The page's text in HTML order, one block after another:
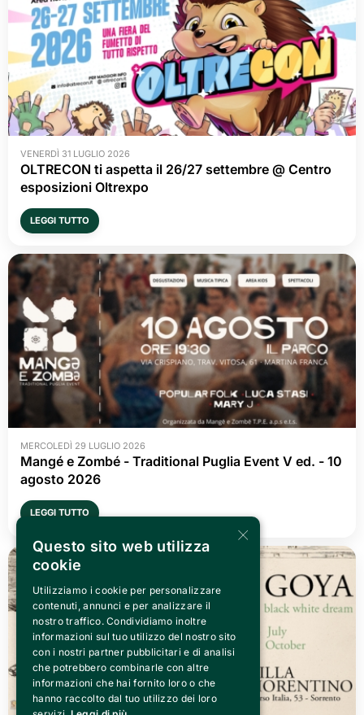
VENERDÌ 31 LUGLIO 2026
OLTRECON ti aspetta il 26/27 settembre @ Centro
esposizioni Oltrexpo
LEGGI TUTTO
MERCOLEDÌ 29 LUGLIO 2026
Mangé e Zombé - Traditional Puglia Event V ed. - 10
agosto 2026
LEGGI TUTTO
×
Questo sito web utilizza
cookie
Utilizziamo i cookie per personalizzare
contenuti, annunci e per analizzare il
nostro traffico. Condividiamo inoltre
informazioni sul tuo utilizzo del nostro sito
con i nostri partner pubblicitari e di analisi
che potrebbero combinarle con altre
informazioni che hai fornito loro o che
hanno raccolto dal tuo utilizzo dei loro